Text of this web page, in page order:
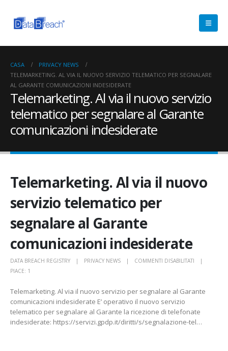
CASA
PRIVACY NEWS
TELEMARKETING. AL VIA IL NUOVO SERVIZIO TELEMATICO PER SEGNALARE
AL GARANTE COMUNICAZIONI INDESIDERATE
Telemarketing. Al via il nuovo servizio
telematico per segnalare al Garante
comunicazioni indesiderate
Telemarketing. Al via il nuovo
servizio telematico per
segnalare al Garante
comunicazioni indesiderate
DATA BREACH REGISTRY PRIVACY NEWS COMMENTI DISABILITATI
VIA
NUOVO
SERVIZIO
PIACE: 1
Telemarketing. Al via il nuovo servizio per segnalare al Garante
comunicazioni indesiderate E’ operativo il nuovo servizio
telematico per segnalare al Garante la ricezione di telefonate
indesiderate: https://servizi.gpdp.it/diritti/s/segnalazione-tel…